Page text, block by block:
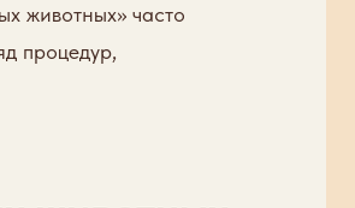
животных» часто
процедур,